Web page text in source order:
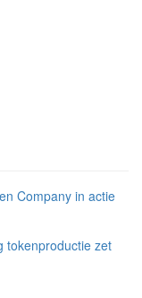
Company in actie
tokenproductie zet